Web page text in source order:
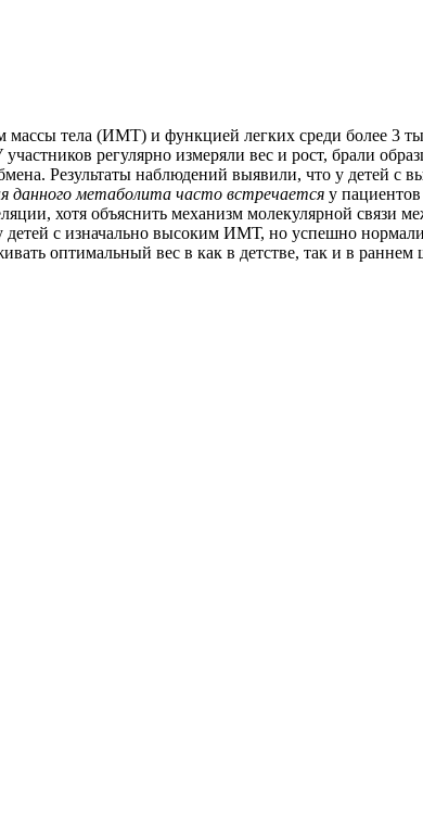
массы тела (ИМТ) и функцией легких среди более 3
регулярно измеряли вес и рост, брали
Результаты наблюдений выявили, что у детей
данного метаболита часто встречается у
хотя объяснить механизм молекулярной
с изначально высоким ИМТ, но успешно
оптимальный вес в как в детстве, так и в